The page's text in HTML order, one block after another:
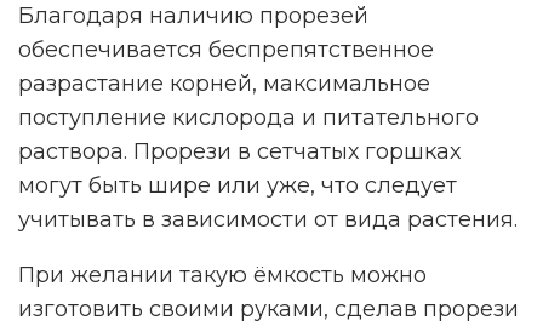
Благодаря наличию прорезей
обеспечивается беспрепятственное
разрастание корней, максимальное
поступление кислорода и питательного
раствора. Прорези в сетчатых горшках
могут быть шире или уже, что следует
учитывать в зависимости от вида растения.
При желании такую ёмкость можно
изготовить своими руками, сделав прорези